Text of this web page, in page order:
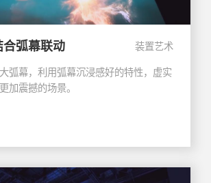
弧幕联动 装置艺术
弧幕，利用弧幕沉浸感好的特性，虚实
加震撼的场景。